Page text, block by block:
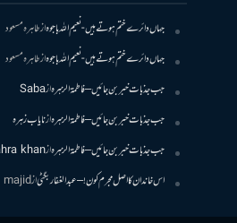
جہاں دائرے ختم ہوتے ہیں- نعیم اللہ باجوہازطاہرہ مسعود
جہاں دائرے ختم ہوتے ہیں- نعیم اللہ باجوہازطاہرہ مسعود
جب جذبات خبر بن جائیں – فاطمۃالزہرہازSaba
جب جذبات خبر بن جائیں – فاطمۃالزہرہازنایاب زہرہ
جب جذبات خبر بن جائیں – فاطمۃالزہرہازkhan
اس خاندان کا اصل مجرم کون! – عبدالغفار بگٹیاز